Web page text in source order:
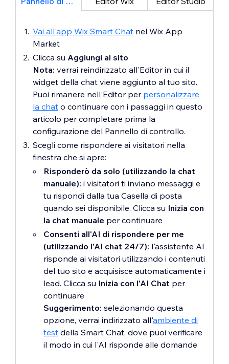
Vai all'app Wix Smart Chat nel Wix App
Market
Clicca su Aggiungi al sito
Nota: verrai reindirizzato all'Editor in cui il
widget della chat viene aggiunto al tuo sito.
Puoi rimanere nell'Editor per personalizzare
la chat o continuare con i passaggi in questo
articolo per completare prima la
configurazione del Pannello di controllo.
Scegli come rispondere ai visitatori nella
finestra che si apre:
Risponderò da solo (utilizzando la chat
manuale): i visitatori ti inviano messaggi e
tu rispondi dalla tua Casella di posta
quando sei disponibile. Clicca su Inizia con
la chat manuale per continuare
Consenti all'AI di rispondere per me
(utilizzando l'AI chat 24/7): l'assistente AI
risponde ai visitatori utilizzando i contenuti
del tuo sito e acquisisce automaticamente i
lead. Clicca su Inizia con l'AI Chat per
continuare
Suggerimento: selezionando questa
opzione, verrai indirizzato all'ambiente di
test della Smart Chat, dove puoi verificare
il modo in cui l'AI risponde alle domande